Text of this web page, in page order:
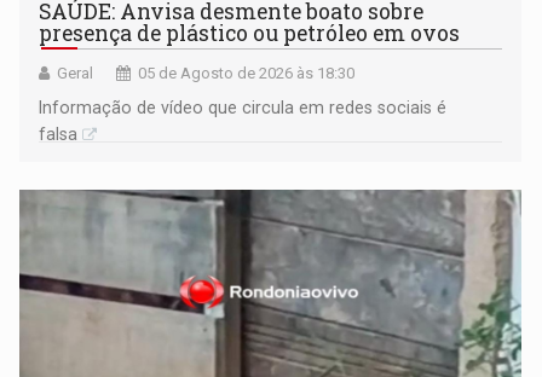
SAÚDE: Anvisa desmente boato sobre
presença de plástico ou petróleo em ovos
Geral 05 de Agosto de 2026 às 18:30
Informação de vídeo que circula em redes sociais é
falsa